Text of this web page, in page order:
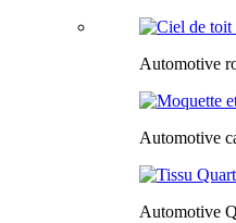
Automotive
Automotive
Automotive